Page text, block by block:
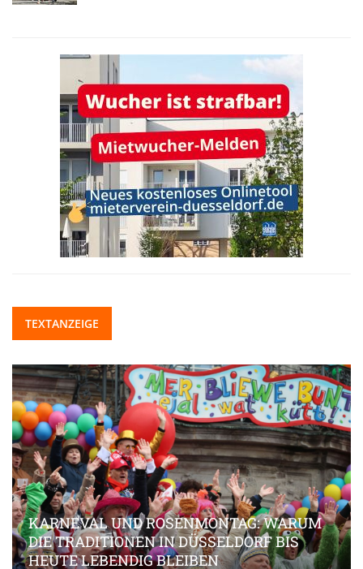
TEXTANZEIGE
KARNEVAL UND ROSENMONTAG: WARUM
DIE TRADITIONEN IN DÜSSELDORF BIS
HEUTE LEBENDIG BLEIBEN